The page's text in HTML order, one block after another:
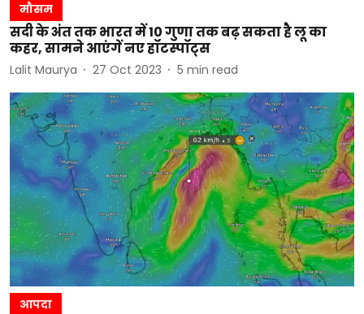
मौसम
सदी के अंत तक भारत में 10 गुणा तक बढ़ सकता है लू का
कहर, सामने आएंगें नए हॉटस्पॉट्स
Lalit Maurya 27 Oct 2023 5 min read
आपदा